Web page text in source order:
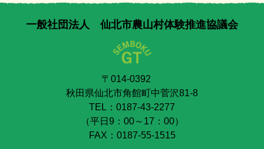
一般社団法人 仙北市農山村体験推進協議会
〒014-0392
秋田県仙北市角館町中菅沢81-8
TEL：0187-43-2277
（平日9：00～17：00）
FAX：0187-55-1515